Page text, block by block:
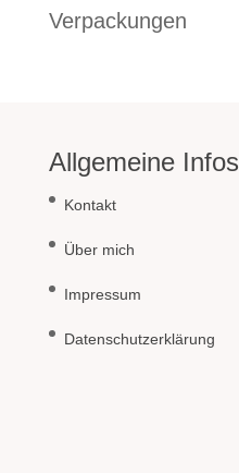
Verpackungen
Allgemeine Infos
Kontakt
Über mich
Impressum
Datenschutzerklärung